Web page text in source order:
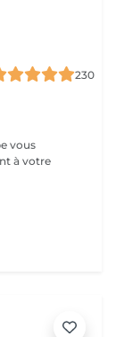
230
à votre